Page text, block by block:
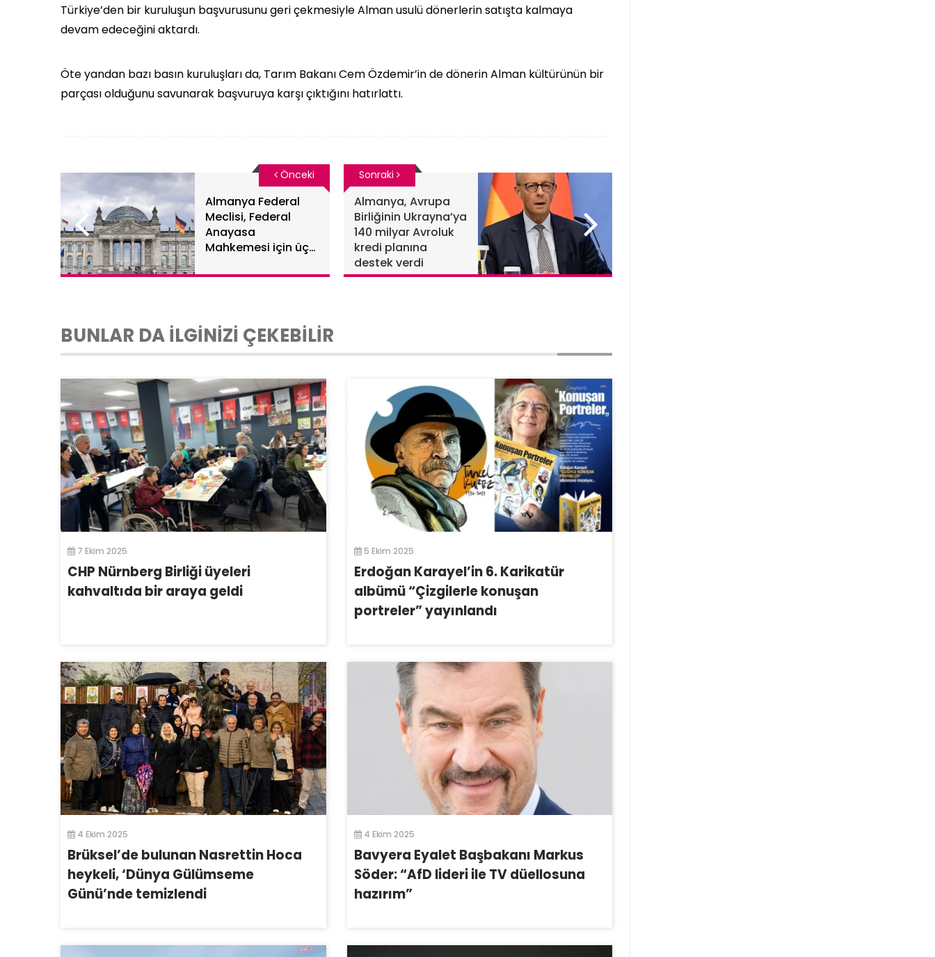
Türkiye’den bir kuruluşun başvurusunu geri çekmesiyle Alman usulü dönerlerin satışta kalmaya
devam edeceğini aktardı.
Öte yandan bazı basın kuruluşları da, Tarım Bakanı Cem Özdemir’in de dönerin Alman kültürünün bir
parçası olduğunu savunarak başvuruya karşı çıktığını hatırlattı.
Almanya Federal
Meclisi, Federal
Anayasa
Mahkemesi için üç
Önceki
Almanya, Avrupa
Birliğinin Ukrayna’ya
140 milyar Avroluk
kredi planına
destek verdi
Sonraki
BUNLAR DA İLGİNİZİ ÇEKEBİLİR
7 Ekim 2025
CHP Nürnberg Birliği üyeleri
kahvaltıda bir araya geldi
5 Ekim 2025
Erdoğan Karayel’in 6. Karikatür
albümü “Çizgilerle konuşan
portreler” yayınlandı
4 Ekim 2025
Brüksel’de bulunan Nasrettin Hoca
heykeli, ‘Dünya Gülümseme
Günü’nde temizlendi
4 Ekim 2025
Bavyera Eyalet Başbakanı Markus
Söder: “AfD lideri ile TV düellosuna
hazırım”